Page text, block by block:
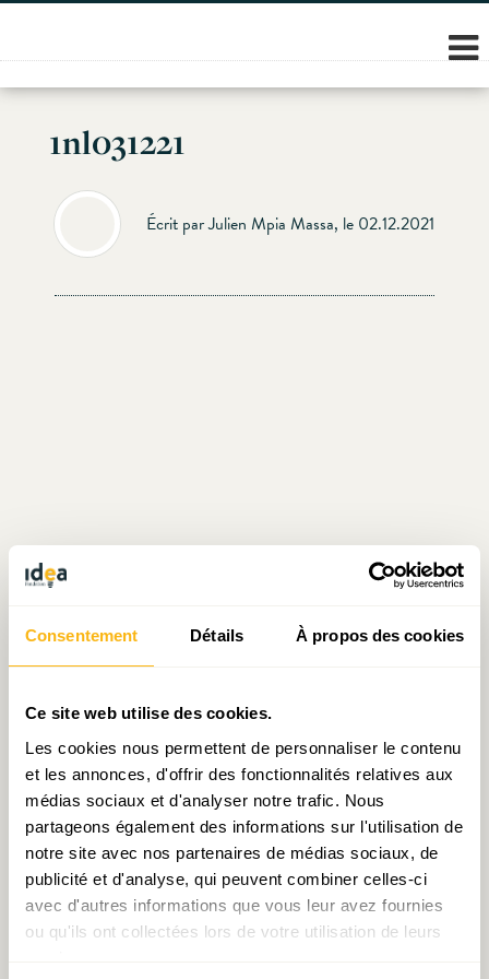
Consentement Détails À propos des cookies
Ce site web utilise des cookies.
Les cookies nous permettent de personnaliser le contenu
et les annonces, d'offrir des fonctionnalités relatives aux
médias sociaux et d'analyser notre trafic. Nous
partageons également des informations sur l'utilisation de
notre site avec nos partenaires de médias sociaux, de
publicité et d'analyse, qui peuvent combiner celles-ci
avec d'autres informations que vous leur avez fournies
ou qu'ils ont collectées lors de votre utilisation de leurs
Skip
content
1nl031221
Écrit par Julien Mpia Massa, le 02.12.2021
Écrit par Julien Mpia Massa
Prendre contact avec Julien Mpia Massa
Partager: